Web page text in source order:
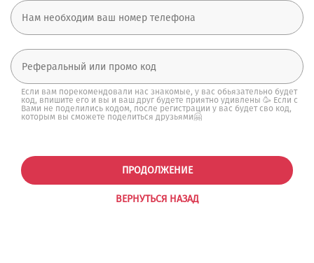
Если вам порекомендовали нас знакомые, у вас обьязательно будет
код, впишите его и вы и ваш друг будете приятно удивлены 🥳 Если с
Вами не поделились кодом, после регистрации у вас будет сво код,
которым вы сможете поделиться друзьями🤗
ВЕРНУТЬСЯ НАЗАД
ПРОДОЛЖЕНИЕ